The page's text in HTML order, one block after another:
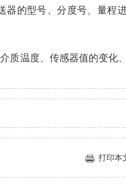
的型号、分度号、量程
温度、传感器值的变化
打印本